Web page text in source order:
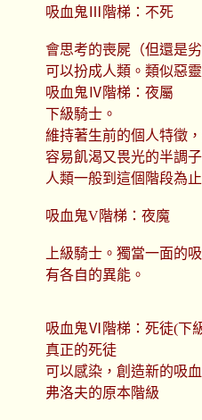
吸血鬼Ⅲ階梯：不死
會思考的喪屍（但還是
可以扮成人類。類似惡
吸血鬼Ⅳ階梯：夜屬
下級騎士。
維持著生前的個人特徵
容易飢渴又畏光的半調
人類一般到這個階段為止
吸血鬼V階梯：夜魔
上級騎士。獨當一面的
有各自的異能。
吸血鬼Ⅵ階梯：死徒(下
真正的死徒
可以感染，創造新的吸
弗洛夫的原本階級